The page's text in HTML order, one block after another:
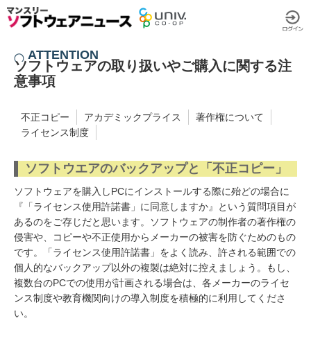
ATTENTION
ソフトウェアの取り扱いやご購入に関する注
意事項
不正コピー アカデミックプライス
著作権について
ライセンス制度
ソフトウエアのバックアップと「不正コピー」
ソフトウェアを購入しPCにインストールする際に殆どの場合に
『「ライセンス使用許諾書」に同意しますか』という質問項目が
あるのをご存じだと思います。ソフトウェアの制作者の著作権の
侵害や、コピーや不正使用からメーカーの被害を防ぐためのもの
です。「ライセンス使用許諾書」をよく読み、許される範囲での
個人的なバックアップ以外の複製は絶対に控えましょう。もし、
複数台のPCでの使用が計画される場合は、各メーカーのライセ
ンス制度や教育機関向けの導入制度を積極的に利用してくださ
い。